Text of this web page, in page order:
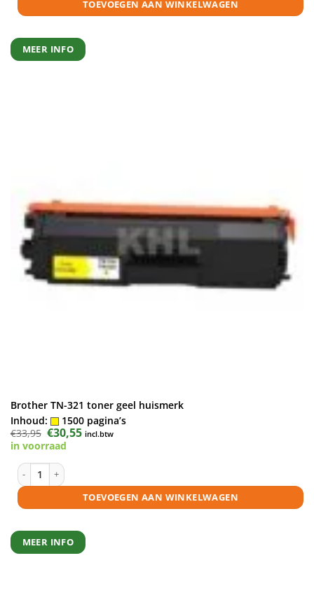
TOEVOEGEN AAN WINKELWAGEN
MEER INFO
Brother TN-321 toner geel huismerk
Inhoud:
1500 pagina’s
€33,95 Oorspronkelijke
prijs
was:
€30,55Huidige
prijs
incl.btw
in voorraad
Brother TN-321 toner geel huismerk aantal
TOEVOEGEN AAN WINKELWAGEN
MEER INFO